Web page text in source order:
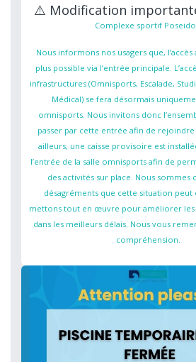
⚠️ Modification
Complexe sportif
Nous informons nos usagers que,
plus possible via l’entrée principale.
infrastructures (Omnisports, Escalade,
Médical) se fera désormais
omnisports. Nous invitons donc
passer par cette entrée afin de
ailleurs, une caisse provisoire est
l’entrée de la salle omnisports afin de
des activités sur place. Nous sommes
désagréments que cette situation peut
mettons tout en œuvre pour améliorer les
dans les meilleurs délais. Nous vous
compréhension.